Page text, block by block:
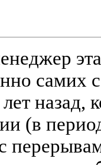
самих
назад,
(в